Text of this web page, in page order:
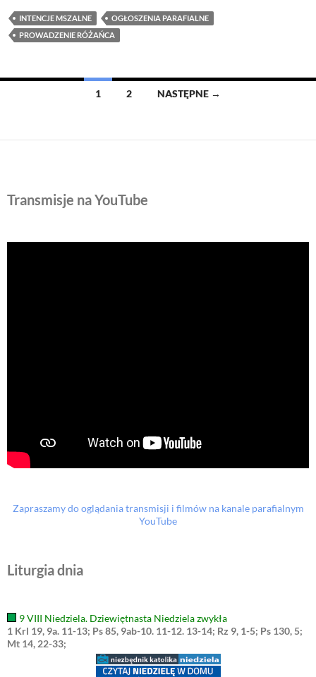
03-
INTENCJE MSZALNE
OGŁOSZENIA PARAFIALNE
PROWADZENIE RÓŻAŃCA
wpisach
1 2 NASTĘPNE →
Transmisje na YouTube
Zapraszamy do oglądania transmisji i filmów na kanale parafialnym
YouTube
Liturgia dnia
9 VIII Niedziela. Dziewiętnasta Niedziela zwykła
1 Krl 19, 9a. 11-13; Ps 85, 9ab-10. 11-12. 13-14; Rz 9, 1-5; Ps 130, 5;
Mt 14, 22-33;